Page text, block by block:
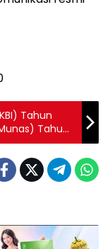
Tahun
Tahun
dan Luar